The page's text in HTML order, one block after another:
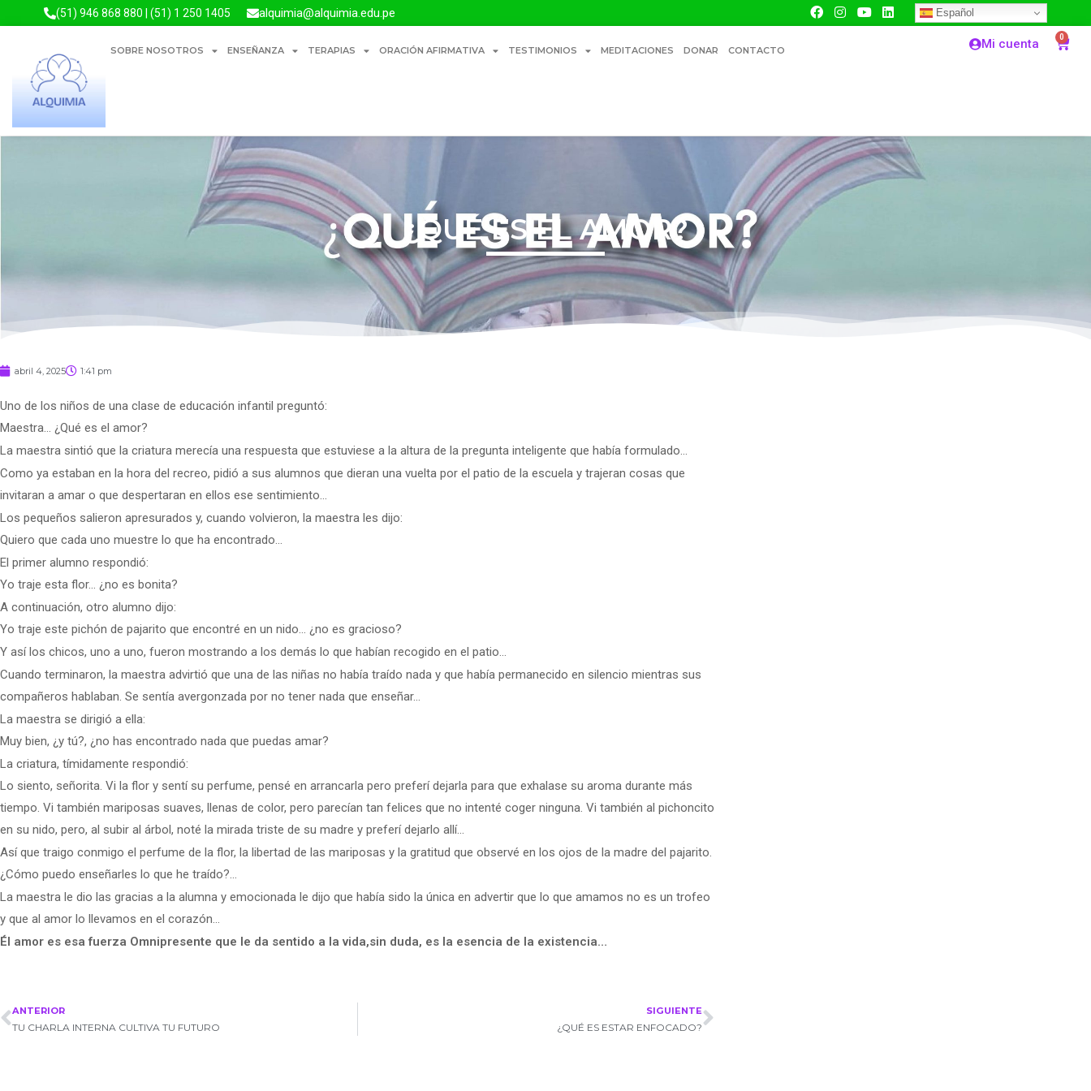
(51) 946 868 880 | (51) 1 250 1405 alquimia@alquimia.edu.pe Español
SOBRE NOSOTROS ENSEÑANZA TERAPIAS ORACIÓN AFIRMATIVA TESTIMONIOS MEDITACIONES DONAR CONTACTO Mi cuenta 0
¿QUÉ ES EL AMOR?
abril 4, 2025 1:41 pm
Uno de los niños de una clase de educación infantil preguntó:
Maestra… ¿Qué es el amor?
La maestra sintió que la criatura merecía una respuesta que estuviese a la altura de la pregunta inteligente que había formulado…
Como ya estaban en la hora del recreo, pidió a sus alumnos que dieran una vuelta por el patio de la escuela y trajeran cosas que
invitaran a amar o que despertaran en ellos ese sentimiento…
Los pequeños salieron apresurados y, cuando volvieron, la maestra les dijo:
Quiero que cada uno muestre lo que ha encontrado…
El primer alumno respondió:
Yo traje esta flor… ¿no es bonita?
A continuación, otro alumno dijo:
Yo traje este pichón de pajarito que encontré en un nido… ¿no es gracioso?
Y así los chicos, uno a uno, fueron mostrando a los demás lo que habían recogido en el patio…
Cuando terminaron, la maestra advirtió que una de las niñas no había traído nada y que había permanecido en silencio mientras sus
compañeros hablaban. Se sentía avergonzada por no tener nada que enseñar…
La maestra se dirigió a ella:
Muy bien, ¿y tú?, ¿no has encontrado nada que puedas amar?
La criatura, tímidamente respondió:
Lo siento, señorita. Vi la flor y sentí su perfume, pensé en arrancarla pero preferí dejarla para que exhalase su aroma durante más
tiempo. Vi también mariposas suaves, llenas de color, pero parecían tan felices que no intenté coger ninguna. Vi también al pichoncito
en su nido, pero, al subir al árbol, noté la mirada triste de su madre y preferí dejarlo allí…
Así que traigo conmigo el perfume de la flor, la libertad de las mariposas y la gratitud que observé en los ojos de la madre del pajarito.
¿Cómo puedo enseñarles lo que he traído?…
La maestra le dio las gracias a la alumna y emocionada le dijo que había sido la única en advertir que lo que amamos no es un trofeo
y que al amor lo llevamos en el corazón…
Él amor es esa fuerza Omnipresente que le da sentido a la vida,sin duda, es la esencia de la existencia…
ANTERIOR
TU CHARLA INTERNA CULTIVA TU FUTURO
SIGUIENTE
¿QUÉ ES ESTAR ENFOCADO?